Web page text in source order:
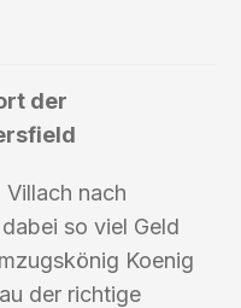
der
nach
so viel Geld
Koenig
der richtige